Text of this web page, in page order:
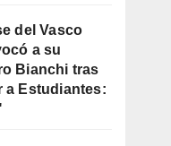
del Vasco
a su
Bianchi tras
a Estudiantes: